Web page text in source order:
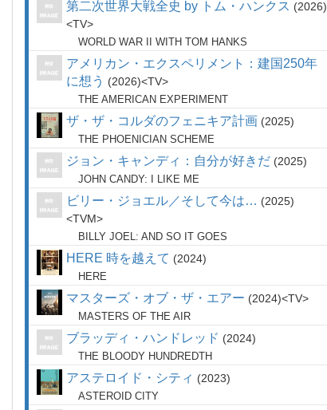
第二次世界大戦全史 by トム・ハンクス
2026
TV
WORLD WAR II WITH TOM HANKS
アメリカン・エクスペリメント：建国250年
に想う
2026 TV
THE AMERICAN EXPERIMENT
ザ・ザ・コルダのフェニキア計画 2025
THE PHOENICIAN SCHEME
ジョン・キャンディ：自分が好きだ 2025
JOHN CANDY: I LIKE ME
ビリー・ジョエル／そして今は…
2025
TVM
BILLY JOEL: AND SO IT GOES
HERE 時を越えて 2024
HERE
マスターズ・オブ・ザ・エアー 2024 TV
MASTERS OF THE AIR
ブラッディ・ハンドレッド 2024
THE BLOODY HUNDREDTH
アステロイド・シティ 2023
ASTEROID CITY